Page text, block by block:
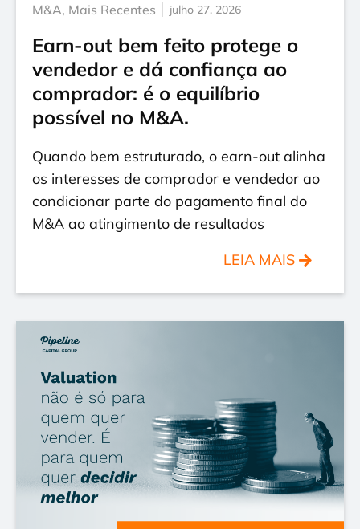
M&A, Mais Recentes julho 27, 2026
Earn-out bem feito protege o
vendedor e dá confiança ao
comprador: é o equilíbrio
possível no M&A.
Quando bem estruturado, o earn-out alinha
os interesses de comprador e vendedor ao
condicionar parte do pagamento final do
M&A ao atingimento de resultados
LEIA MAIS